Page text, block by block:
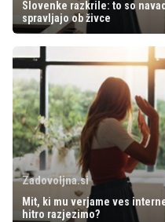
Slovenke razkrile: to so
spravljajo ob živce
Zadovoljna.si
Mit, ki mu verjame ves
hitro razjezimo?